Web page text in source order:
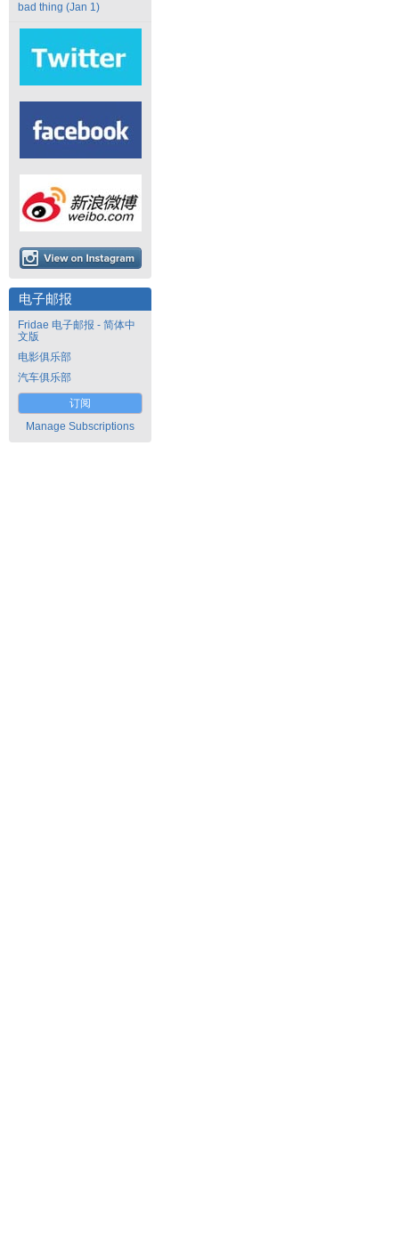
bad thing (Jan 1)
电子邮报
Fridae 电子邮报 - 简体中
文版
电影俱乐部
汽车俱乐部
订阅
Manage Subscriptions